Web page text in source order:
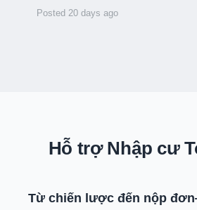
Posted 20 days ago
Hỗ trợ Nhập cư
Từ chiến lược đến nộp